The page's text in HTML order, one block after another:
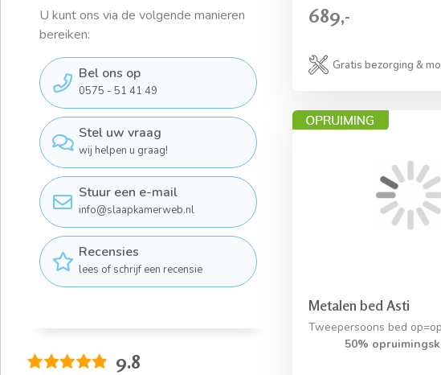
U kunt ons via de volgende manieren
bereiken:
Bel ons op
0575 - 51 41 49
Stel uw vraag
wij helpen u graag!
Stuur een e-mail
info@slaapkamerweb.nl
Recensies
lees of schrijf een recensie
9.8
689,-
Gratis bezorging &
Metalen bed Asti
Tweepersoons bed
50%